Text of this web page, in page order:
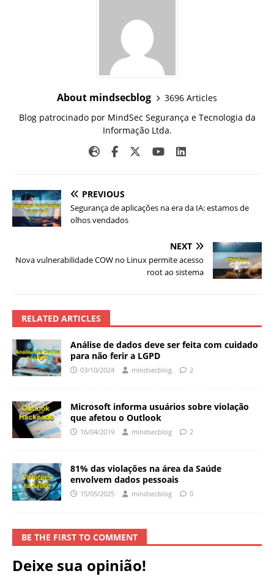
About mindsecblog
3696 Articles
Blog patrocinado por MindSec Segurança e Tecnologia da
Informação Ltda.
PREVIOUS
Segurança de aplicações na era da IA: estamos de
olhos vendados
NEXT
Nova vulnerabilidade COW no Linux permite acesso
root ao sistema
RELATED ARTICLES
Análise de dados deve ser feita com cuidado
para não ferir a LGPD
03/10/2024 mindsecblog 2
Microsoft informa usuários sobre violação
que afetou o Outlook
16/04/2019 mindsecblog 2
81% das violações na área da Saúde
envolvem dados pessoais
15/05/2025 mindsecblog 0
BE THE FIRST TO COMMENT
Deixe sua opinião!